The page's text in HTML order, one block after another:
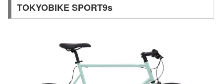
TOKYOBIKE SPORT9s